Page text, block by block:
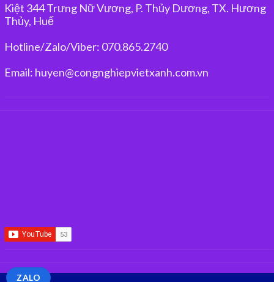
Kiệt 344 Trưng Nữ Vương, P. Thủy Dương, TX. Hương
Thủy, Huế
Hotline/Zalo/Viber: 070.865.2740
Email: huyen@congnghiepvietxanh.com.vn
ZALO